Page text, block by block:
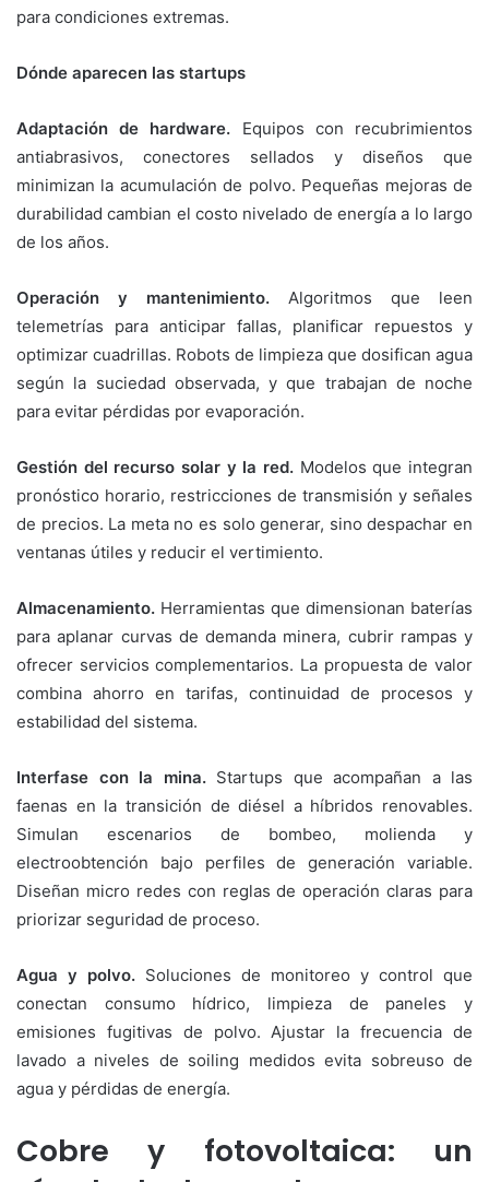
para condiciones extremas.
Dónde aparecen las startups
Adaptación de hardware. Equipos con recubrimientos
antiabrasivos, conectores sellados y diseños que
minimizan la acumulación de polvo. Pequeñas mejoras de
durabilidad cambian el costo nivelado de energía a lo largo
de los años.
Operación y mantenimiento. Algoritmos que leen
telemetrías para anticipar fallas, planificar repuestos y
optimizar cuadrillas. Robots de limpieza que dosifican agua
según la suciedad observada, y que trabajan de noche
para evitar pérdidas por evaporación.
Gestión del recurso solar y la red. Modelos que integran
pronóstico horario, restricciones de transmisión y señales
de precios. La meta no es solo generar, sino despachar en
ventanas útiles y reducir el vertimiento.
Almacenamiento. Herramientas que dimensionan baterías
para aplanar curvas de demanda minera, cubrir rampas y
ofrecer servicios complementarios. La propuesta de valor
combina ahorro en tarifas, continuidad de procesos y
estabilidad del sistema.
Interfase con la mina.Startups que acompañan a las
faenas en la transición de diésel a híbridos renovables.
Simulan escenarios de bombeo, molienda y
electroobtención bajo perfiles de generación variable.
Diseñan micro redes con reglas de operación claras para
priorizar seguridad de proceso.
Agua y polvo. Soluciones de monitoreo y control que
conectan consumo hídrico, limpieza de paneles y
emisiones fugitivas de polvo. Ajustar la frecuencia de
lavado a niveles de soiling medidos evita sobreuso de
agua y pérdidas de energía.
Cobre y fotovoltaica: un